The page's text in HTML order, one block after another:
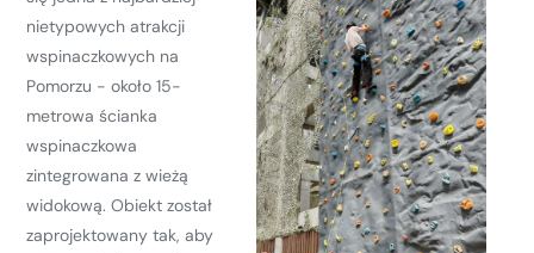
nietypowych atrakcji
wspinaczkowych na
Pomorzu - około 15-
metrowa ścianka
wspinaczkowa
zintegrowana z wieżą
widokową. Obiekt został
zaprojektowany tak, aby